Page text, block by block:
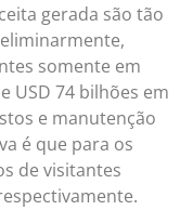
gerada são tão
somente em
USD 74 bilhões em
e manutenção
é que para os
de visitantes